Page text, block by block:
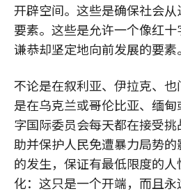
开辟空间。这些是确保社会
要素。这些是允许一个像红
谦恭却坚定地向前发展的要素。
不论是在叙利亚、伊拉克、
是在乌克兰或哥伦比亚、缅
字国际委员会每天都在接受
助并保护人民免遭暴力局势
的发生，保证有最低限度的
化：这只是一个开端，而且永